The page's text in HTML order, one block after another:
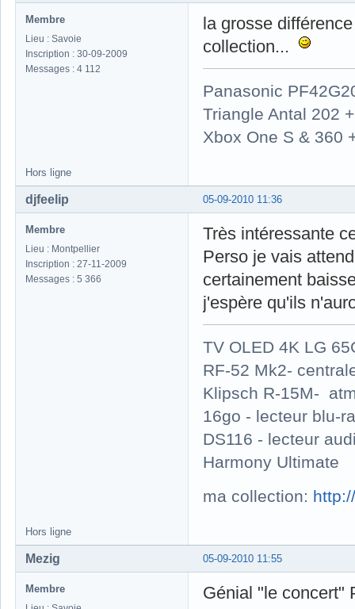
Membre
Lieu : Savoie
Inscription : 30-09-2009
Messages : 4 112
la grosse
collection...
Panasonic
Triangle Antal 202
Xbox One S & 360
Hors ligne
05-09-2010 11:36
djfeelip
Membre
Lieu : Montpellier
Inscription : 27-11-2009
Messages : 5 366
Très intéressante
Perso je vais
certainement
j'espère qu'ils
TV OLED 4K LG
RF-52 Mk2-
Klipsch R-15M-
16go - lecteur blu-
DS116 - lecteur
Harmony Ultimate
ma collection:
Hors ligne
05-09-2010 11:55
Mezig
Membre
Génial "le concert"